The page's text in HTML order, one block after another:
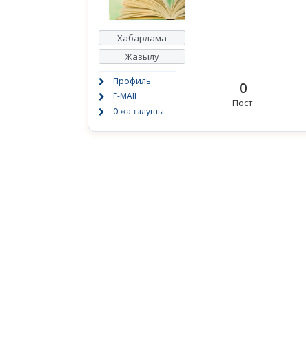
Хабарлама
Жазылу
Профиль
E-MAIL
0 жазылушы
0
Пост